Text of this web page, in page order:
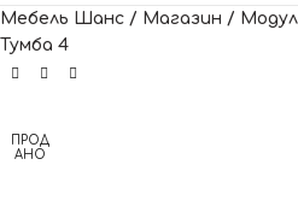
Мебель Шанс / Магазин /
Тумба 4
ПРОД
АНО